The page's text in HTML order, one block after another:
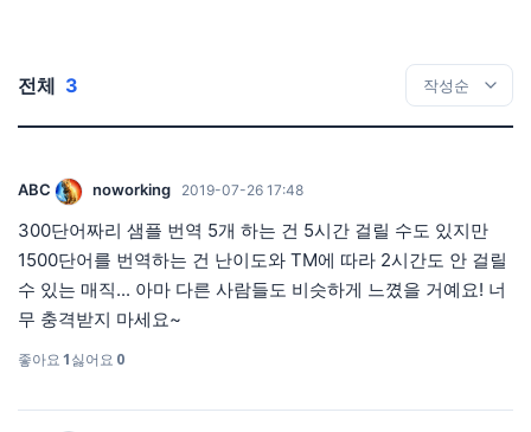
전체 3
ABC noworking 2019-07-26 17:48
300단어짜리 샘플 번역 5개 하는 건 5시간 걸릴 수도 있지만
1500단어를 번역하는 건 난이도와 TM에 따라 2시간도 안 걸릴
수 있는 매직... 아마 다른 사람들도 비슷하게 느꼈을 거예요! 너
무 충격받지 마세요~
좋아요1싫어요 0